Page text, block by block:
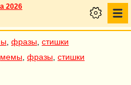
2026
фразы стишки
мемы фразы стишки